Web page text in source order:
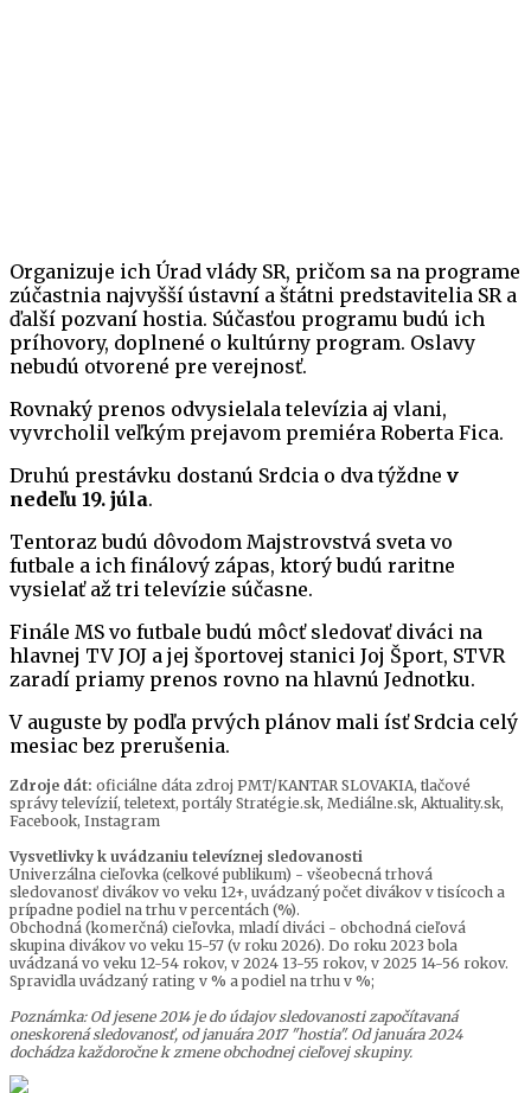
Organizuje ich Úrad vlády SR, pričom sa na programe
zúčastnia najvyšší ústavní a štátni predstavitelia SR a
ďalší pozvaní hostia. Súčasťou programu budú ich
príhovory, doplnené o kultúrny program. Oslavy
nebudú otvorené pre verejnosť.
Rovnaký prenos odvysielala televízia aj vlani,
vyvrcholil veľkým prejavom premiéra Roberta Fica.
Druhú prestávku dostanú Srdcia o dva týždne v
nedeľu 19. júla.
Tentoraz budú dôvodom Majstrovstvá sveta vo
futbale a ich finálový zápas, ktorý budú raritne
vysielať až tri televízie súčasne.
Finále MS vo futbale budú môcť sledovať diváci na
hlavnej TV JOJ a jej športovej stanici Joj Šport, STVR
zaradí priamy prenos rovno na hlavnú Jednotku.
V auguste by podľa prvých plánov mali ísť Srdcia celý
mesiac bez prerušenia.
Zdroje dát: oficiálne dáta zdroj PMT/KANTAR SLOVAKIA, tlačové
správy televízií, teletext, portály Stratégie.sk, Mediálne.sk, Aktuality.sk,
Facebook, Instagram
Vysvetlivky k uvádzaniu televíznej sledovanosti
Univerzálna cieľovka (celkové publikum) - všeobecná trhová
sledovanosť divákov vo veku 12+, uvádzaný počet divákov v tisícoch a
prípadne podiel na trhu v percentách (%).
Obchodná (komerčná) cieľovka, mladí diváci - obchodná cieľová
skupina divákov vo veku 15-57 (v roku 2026). Do roku 2023 bola
uvádzaná vo veku 12-54 rokov, v 2024 13-55 rokov, v 2025 14-56 rokov.
Spravidla uvádzaný rating v % a podiel na trhu v %;
Poznámka: Od jesene 2014 je do údajov sledovanosti započítavaná
oneskorená sledovanosť, od januára 2017 "hostia". Od januára 2024
dochádza každoročne k zmene obchodnej cieľovej skupiny.